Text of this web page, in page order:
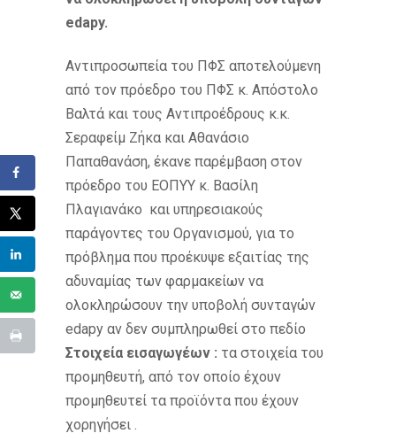
edapy.
Aντιπροσωπεία του ΠΦΣ αποτελούμενη
από τον πρόεδρο του ΠΦΣ κ. Απόστολο
Βαλτά και τους Αντιπροέδρους κ.κ.
Σεραφείμ Ζήκα και Αθανάσιο
Παπαθανάση, έκανε παρέμβαση στον
πρόεδρο του ΕΟΠΥΥ κ. Βασίλη
Πλαγιανάκο και υπηρεσιακούς
παράγοντες του Οργανισμού, για το
πρόβλημα που προέκυψε εξαιτίας της
αδυναμίας των φαρμακείων να
ολοκληρώσουν την υποβολή συνταγών
edapy αν δεν συμπληρωθεί στο πεδίο
Στοιχεία εισαγωγέων : τα στοιχεία του
προμηθευτή, από τον οποίο έχουν
προμηθευτεί τα προϊόντα που έχουν
χορηγήσει .